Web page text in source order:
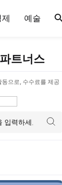
예술
트너스
으로, 수수료를 제공